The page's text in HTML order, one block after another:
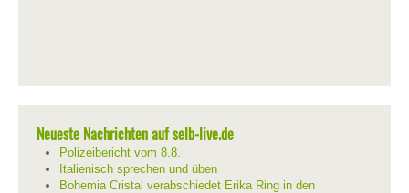
Neueste Nachrichten auf selb-live.de
Polizeibericht vom 8.8.
Italienisch sprechen und üben
Bohemia Cristal verabschiedet Erika Ring in den